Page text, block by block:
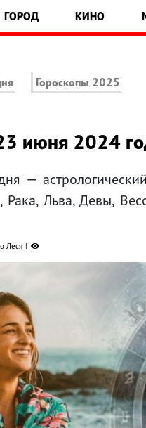
ГОРОД КИНО
Гороскопы 2025
июня 2024
—
Рака, Льва, Девы,
Леся